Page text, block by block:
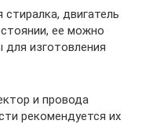
двигатель
ее можно
для изготовления
и провода
рекомендуется их